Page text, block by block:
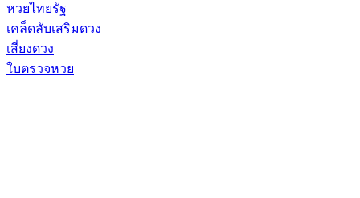
หวยไทยรัฐ
เคล็ดลับเสริมดวง
เสี่ยงดวง
ใบตรวจหวย